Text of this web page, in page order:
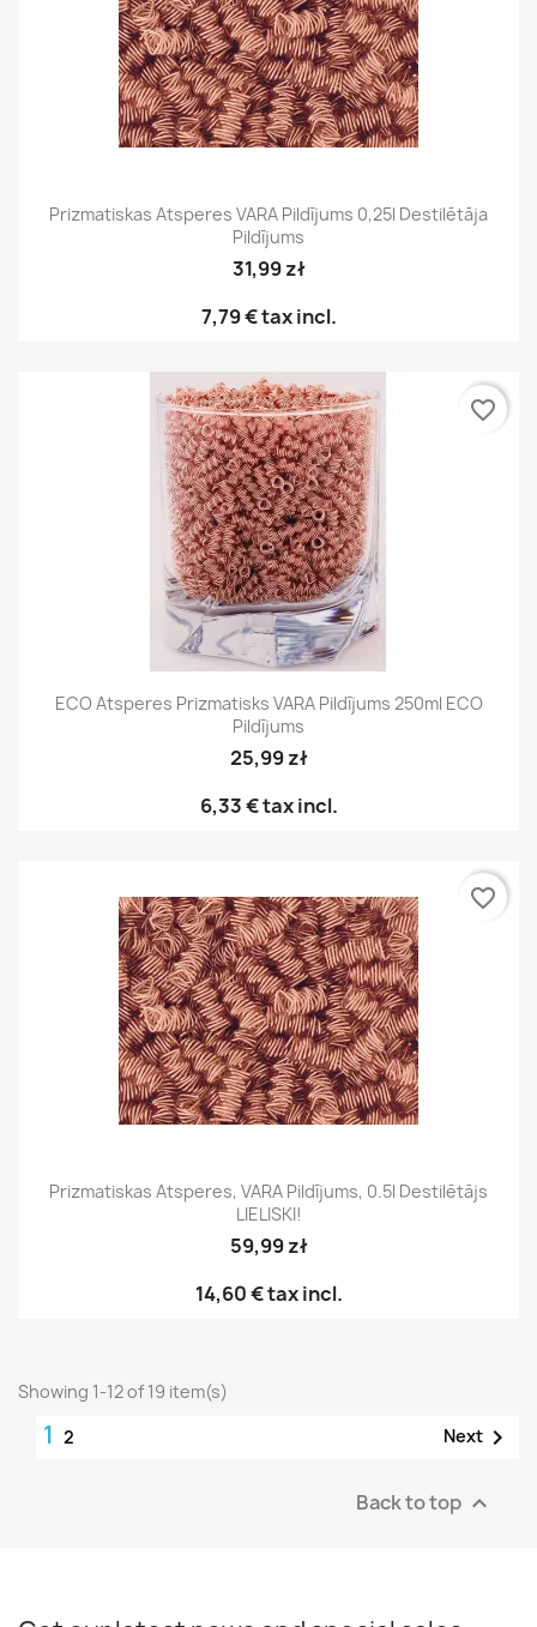
Prizmatiskas Atsperes VARA Pildījums 0,25l Destilētāja
Pildījums
31,99 zł
7,79 €tax incl.
ECO Atsperes Prizmatisks VARA Pildījums 250ml ECO
Pildījums
25,99 zł
6,33 €tax incl.
favorite_border
Prizmatiskas Atsperes, VARA Pildījums, 0.5l Destilētājs
LIELISKI!
59,99 zł
14,60 €tax incl.
favorite_border
Showing 1-12 of 19 item(s)
1 2 Next 
Back to top 